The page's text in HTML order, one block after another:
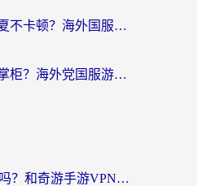
波兰怎么玩无悔华夏不卡顿？海外国服游戏加速器终极指南（附征途2萤火突击解决方案）
英国怎么玩叫我大掌柜？海外党国服游戏加速避坑指南（附实测推荐）
ChickCN VPN好用吗？和奇游手游VPN对比哪个回国效果更好？海外党亲测实用指南